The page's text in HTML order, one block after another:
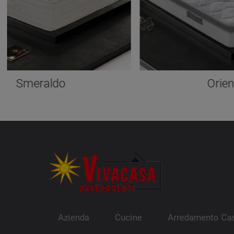
Smeraldo
Azienda Cucine Arredamento